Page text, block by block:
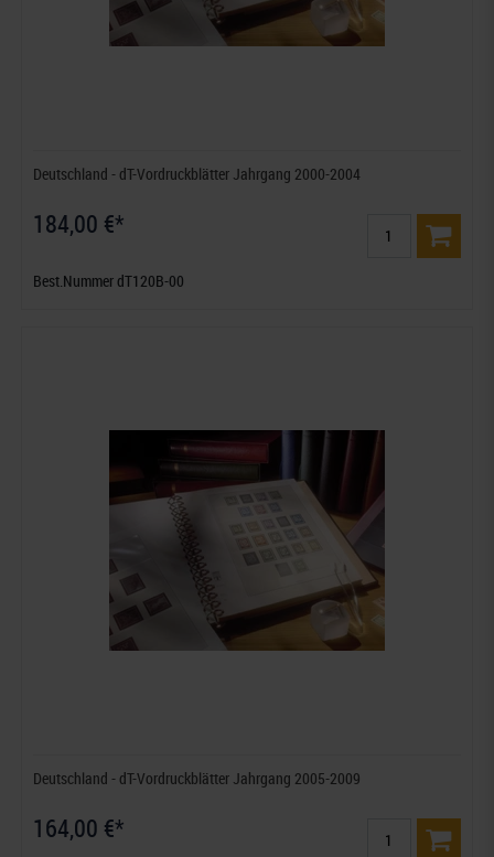
Deutschland - dT-Vordruckblätter Jahrgang 2000-2004
184,00 €*
Best.Nummer dT120B-00
Deutschland - dT-Vordruckblätter Jahrgang 2005-2009
164,00 €*